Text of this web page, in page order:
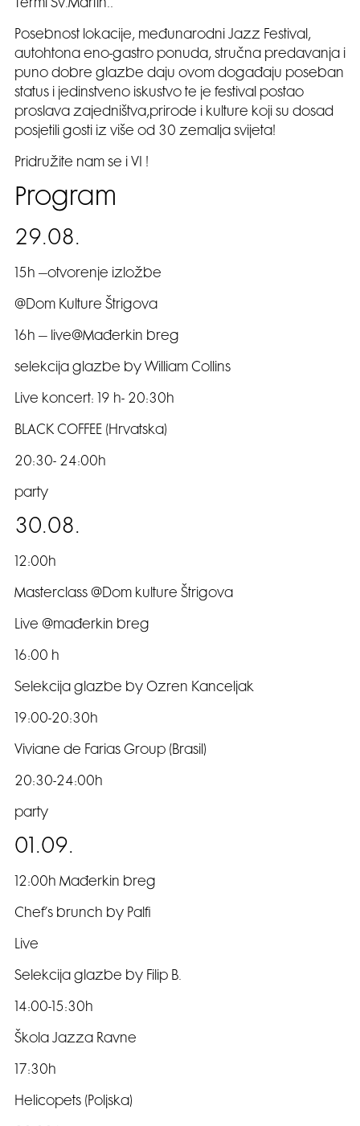
Termi Sv.Martin..
Posebnost lokacije, međunarodni Jazz Festival,
autohtona eno-gastro ponuda, stručna predavanja i
puno dobre glazbe daju ovom događaju poseban
status i jedinstveno iskustvo te je festival postao
proslava zajedništva,prirode i kulture koji su dosad
posjetili gosti iz više od 30 zemalja svijeta!
Pridružite nam se i VI !
Program
29.08.
15h –otvorenje izložbe
@Dom Kulture Štrigova
16h – live@Mađerkin breg
selekcija glazbe by William Collins
Live koncert: 19 h- 20:30h
BLACK COFFEE (Hrvatska)
20:30- 24:00h
party
30.08.
12:00h
Masterclass @Dom kulture Štrigova
Live @mađerkin breg
16:00 h
Selekcija glazbe by Ozren Kanceljak
19:00-20:30h
Viviane de Farias Group (Brasil)
20:30-24:00h
party
01.09.
12:00h Mađerkin breg
Chef’s brunch by Palfi
Live
Selekcija glazbe by Filip B.
14:00-15:30h
Škola Jazza Ravne
17:30h
Helicopets (Poljska)